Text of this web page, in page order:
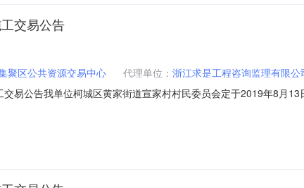
交易公告
聚区公共资源交易中心 代理单位： 浙江求是工程咨询监理有限公
易公告我单位柯城区黄家街道宣家村村民委员会定于2019年8月
体以发包人提供的图纸、工程量清单为准）。工期要求为90日历